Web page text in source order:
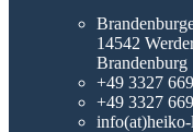
14542
Brandenburg
+49 3327
+49 3327